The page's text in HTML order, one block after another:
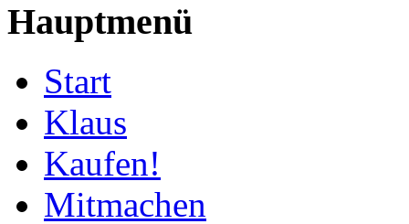
Hauptmenü
Start
Klaus
Kaufen!
Mitmachen